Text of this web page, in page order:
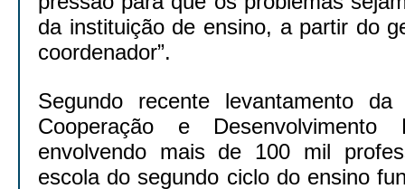
da instituição de ensino, a partir do
coordenador”.
Segundo recente levantamento
Cooperação e Desenvolvimento
envolvendo mais de 100 mil
escola do segundo ciclo do ensino